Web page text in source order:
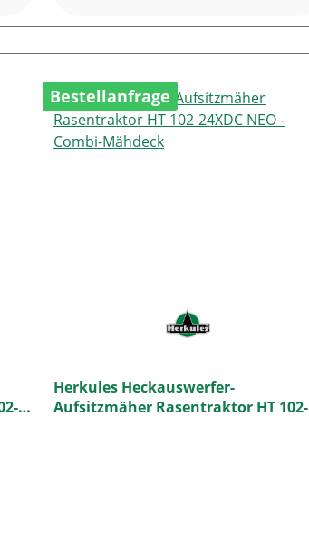
Bestellanfrage
Herkules Heckauswerfer-
Aufsitzmäher Rasentraktor HT 102-